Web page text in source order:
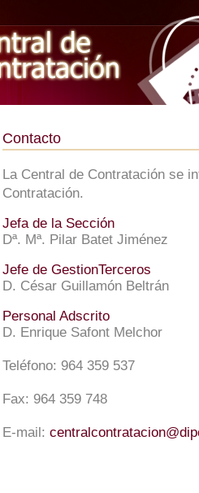
Contacto
La Central de Contratación se
Contratación.
Jefa de la Sección
Dª. Mª. Pilar Batet Jiménez
Jefe de GestionTerceros
D. César Guillamón Beltrán
Personal Adscrito
D. Enrique Safont Melchor
Teléfono: 964 359 537
Fax: 964 359 748
E-mail: